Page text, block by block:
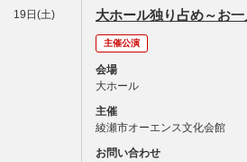
19日(土) 大ホール独り占め～お
主催公演
会場
大ホール
主催
綾瀬市オーエンス文化会館
お問い合わせ